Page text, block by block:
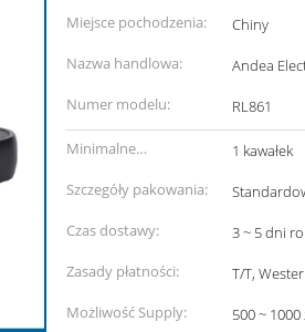
Miejsce pochodzenia:
Chiny
Nazwa handlowa:
Andea
Numer modelu:
RL861
Minimalne
zamówienie:
1 kawałek
Szczegóły pakowania:
Czas dostawy:
3 ~ 5 dni
Zasady płatności:
T/T,
Możliwość Supply:
500 ~